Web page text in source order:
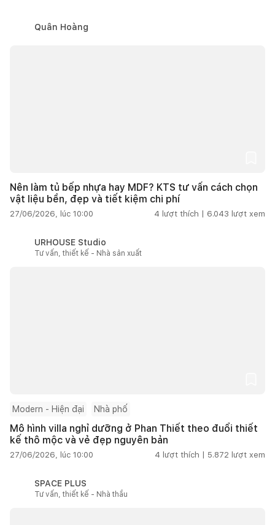
Quân Hoàng
Nên làm tủ bếp nhựa hay MDF? KTS tư vấn cách chọn
vật liệu bền, đẹp và tiết kiệm chi phí
27/06/2026, lúc 10:00 4 lượt thích | 6.043 lượt xem
URHOUSE Studio
Tư vấn, thiết kế - Nhà sản xuất
Modern - Hiện đại Nhà phố
Mô hình villa nghỉ dưỡng ở Phan Thiết theo đuổi thiết
kế thô mộc và vẻ đẹp nguyên bản
27/06/2026, lúc 10:00 4 lượt thích | 5.872 lượt xem
SPACE PLUS
Tư vấn, thiết kế - Nhà thầu